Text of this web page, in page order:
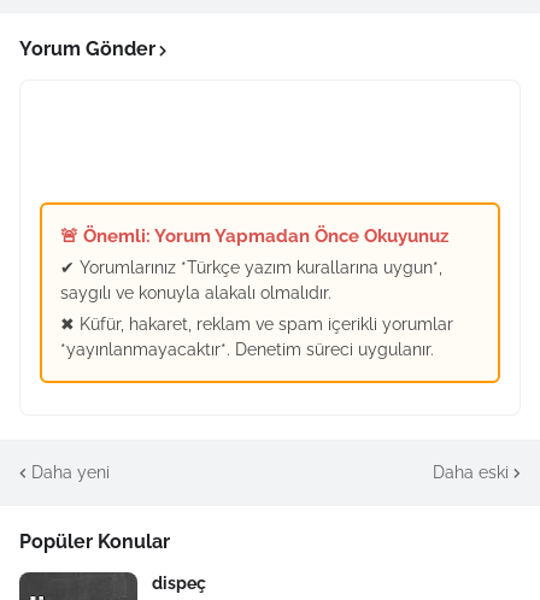
Yorum Gönder
🚨 Önemli: Yorum Yapmadan Önce Okuyunuz
✔ Yorumlarınız *Türkçe yazım kurallarına uygun*,
saygılı ve konuyla alakalı olmalıdır.
✖ Küfür, hakaret, reklam ve spam içerikli yorumlar
*yayınlanmayacaktır*. Denetim süreci uygulanır.
Daha yeni Daha eski
Popüler Konular
dispeç